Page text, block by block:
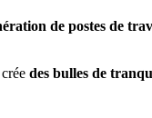
de postes de
des bulles de